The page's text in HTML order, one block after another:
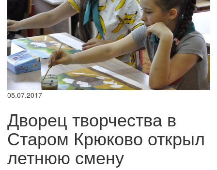
05.07.2017
Дворец творчества в
Старом Крюково открыл
летнюю смену